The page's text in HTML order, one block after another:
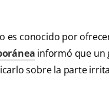
es conocido por
informó que un
sobre la parte